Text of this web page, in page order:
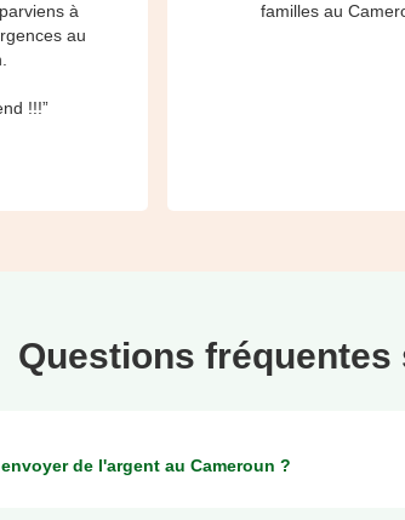
à
au
!!!”
familles au
Questions fréquentes
de l'argent au Cameroun ?